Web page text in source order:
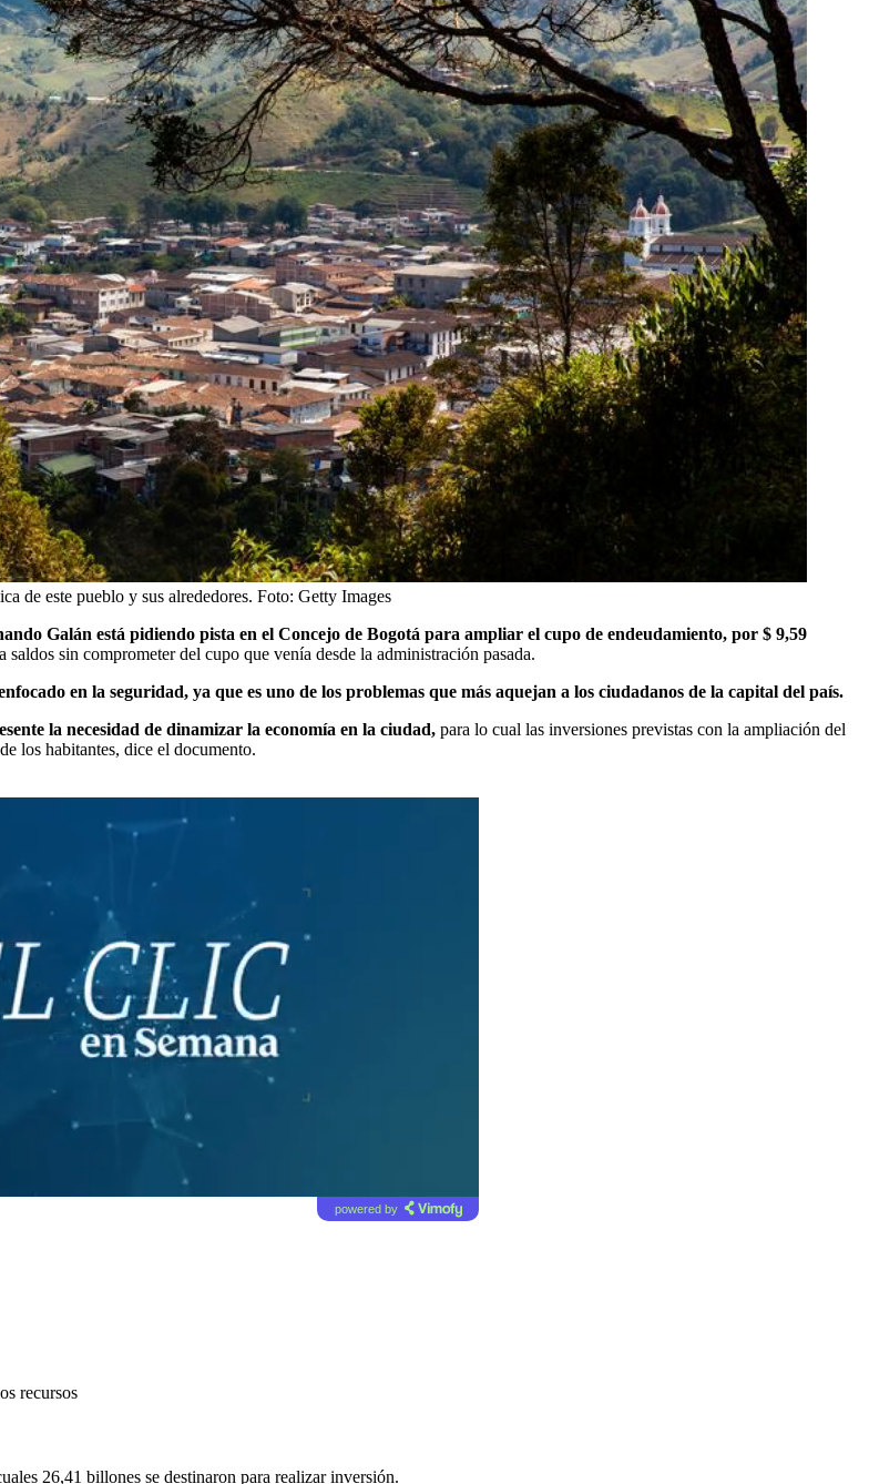
de este pueblo y sus alrededores. Foto: Getty Images
Galán está pidiendo pista en el Concejo de Bogotá para ampliar el cupo de endeudamiento, por $ 9,59
sin comprometer del cupo que venía desde la administración pasada.
en la seguridad, ya que es uno de los problemas que más aquejan a los ciudadanos de la capital del país.
la necesidad de dinamizar la economía en la ciudad, para lo cual las inversiones previstas con la ampliación del
los habitantes, dice el documento.
powered by
recursos
26,41 billones se destinaron para realizar inversión.